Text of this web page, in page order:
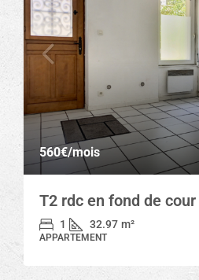
560€/mois
T2 rdc en fond de cour
1 32.97 m²
APPARTEMENT